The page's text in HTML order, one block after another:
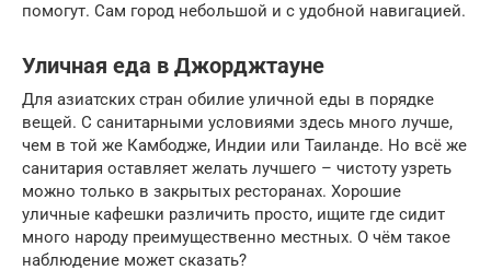
помогут. Сам город небольшой и с удобной навигацией.
Уличная еда в Джорджтауне
Для азиатских стран обилие уличной еды в порядке
вещей. С санитарными условиями здесь много лучше,
чем в той же Камбодже, Индии или Таиланде. Но всё же
санитария оставляет желать лучшего – чистоту узреть
можно только в закрытых ресторанах. Хорошие
уличные кафешки различить просто, ищите где сидит
много народу преимущественно местных. О чём такое
наблюдение может сказать?